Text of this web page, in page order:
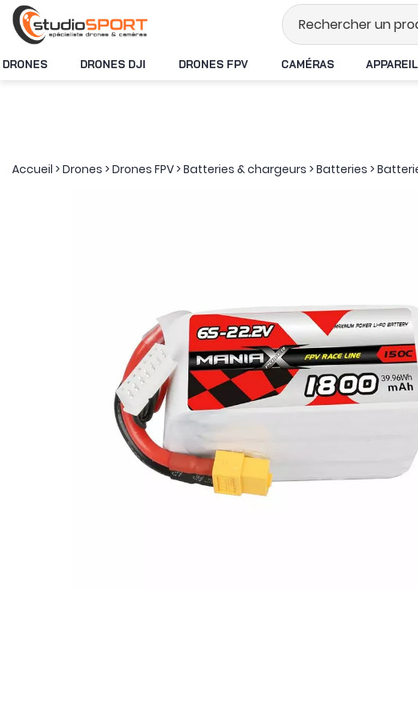
Stock en temps réel
DRONES DRONES DJI DRONES FPV CAMÉRAS
Accueil >Drones >Drones FPV>Batteries & chargeurs >Batteries >